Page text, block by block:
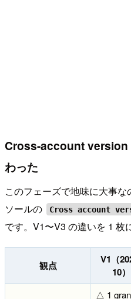
Cross-account version
わった
このフェーズで地味に大事
ソールの
Cross account
です。V1〜V3 の違いを 1 枚
観点 V1 （
10）
△ 1